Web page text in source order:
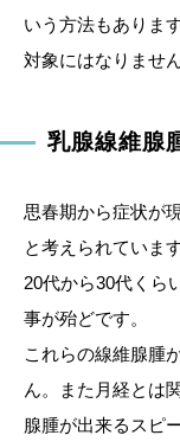
いう方法もありま
対象にはなりません
乳腺線維腺
思春期から症状が
と考えられていま
20代から30代くら
事が殆どです。
これらの線維腺腫
ん。また月経とは
腺腫が出来るスピ